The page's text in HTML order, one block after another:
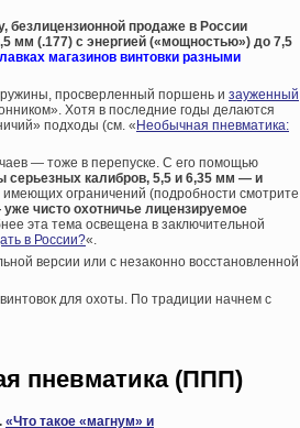
безлицензионной продаже в России
мм (.177) с энергией («мощностью») до 7,5
магазинов винтовки разными
просверленный поршень и зауженный
Хотя в последние годы делаются
подходы (см. « Необычная пневматика:
— тоже в перепуске. С его помощью
серьезных калибров, 5,5 и 6,35 мм — и
ограничений (подробности смотрите
чисто охотничье лицензируемое
эта тема освещена в заключительной
в России?«.
версии или с незаконно восстановленной
для охоты. По традиции начнем с
пневматика (ППП)
«Что такое «магнум» и